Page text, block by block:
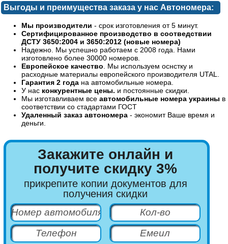
Выгоды и преимущества заказа у нас Автономера:
Мы производители - срок изготовления от 5 минут.
Сертифицированное производство в соотведствии
ДСТУ 3650:2004 и 3650:2012 (новые номера)
Надежно. Мы успешно работаем с 2008 года. Нами
изготовлено более 30000 номеров.
Европейское качество . Мы используем оснстку и
расходные материалы европейского производителя UTAL.
Гарантия 2 года на автомобильные номера.
У нас конкурентные цены. и постоянные скидки.
Мы изготавливаем все автомобильные номера украины в
соответствии со стадартами ГОСТ
Удаленный заказ автономера - экономит Ваше время и
деньги.
Закажите онлайн и
получите скидку 3%
прикрепите копии документов для
получения скидки